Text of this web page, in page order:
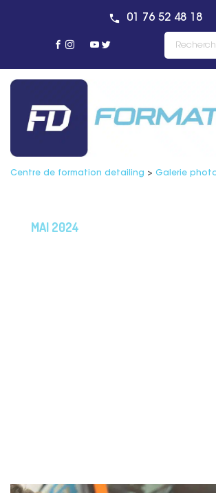
01 76 52 48 18
Centre de formation detailing > Galerie
MAI 2024